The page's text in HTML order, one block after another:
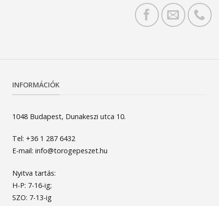
INFORMÁCIÓK
1048 Budapest, Dunakeszi utca 10.
Tel: +36 1 287 6432
E-mail: info@torogepeszet.hu
Nyitva tartás:
H-P: 7-16-ig;
SZO: 7-13-ig